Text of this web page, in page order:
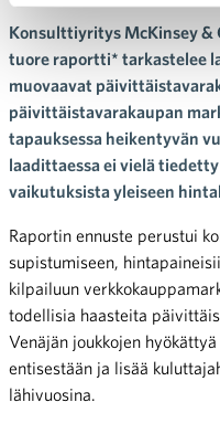
Konsulttiyritys McKinsey &
tuore raportti* tarkastelee
muovaavat
päivittäistavarakaupan
tapauksessa heikentyvän
laadittaessa ei vielä
vaikutuksista yleiseen
Raportin ennuste perustui
supistumiseen,
kilpailuun
todellisia haasteita
Venäjän joukkojen
entisestään ja lisää
lähivuosina.